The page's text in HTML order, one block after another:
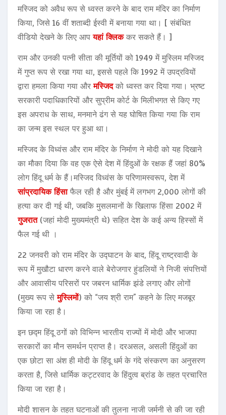
मस्जिद को अवैध रूप से ध्वस्त करने के बाद राम मंदिर का निर्माण
किया, जिसे 16 वीं शताब्दी ईस्वी में बनाया गया था। [ संबंधित
वीडियो देखने के लिए आपयहां क्लिककर सकते हैं। ]
राम और उनकी पत्नी सीता की मूर्तियों को 1949 में मुस्लिम मस्जिद
में गुप्त रूप से रखा गया था, इससे पहले कि 1992 में उपद्रवियों
द्वारा हमला किया गया औरमस्जिदको ध्वस्त कर दिया गया। भ्रष्ट
सरकारी पदाधिकारियों और सुप्रीम कोर्ट के मिलीभगत से किए गए
इस अपराध के साथ, मनमाने ढंग से यह घोषित किया गया कि राम
का जन्म इस स्थल पर हुआ था।
मस्जिद के विध्वंस और राम मंदिर के निर्माण ने मोदी को यह दिखाने
का मौका दिया कि वह एक ऐसे देश में हिंदुओं के रक्षक हैं जहां 80%
लोग हिंदू धर्म के हैं।मस्जिद विध्वंस के परिणामस्वरूप, देश में
सांप्रदायिक हिंसाफैल रही है और मुंबई में लगभग 2,000 लोगों की
हत्या कर दी गई थी, जबकि मुसलमानों के खिलाफ हिंसा 2002 में
गुजरात(जहां मोदी मुख्यमंत्री थे) सहित देश के कई अन्य हिस्सों में
फैल गई थी ।
22 जनवरी को राम मंदिर के उद्घाटन के बाद, हिंदू राष्ट्रवादी के
रूप में मुखौटा धारण करने वाले बेरोजगार हुंडलियों ने निजी संपत्तियों
और आवासीय परिसरों पर जबरन धार्मिक झंडे लगाए और लोगों
(मुख्य रूप सेमुस्लिमों) को “जय श्री राम” कहने के लिए मजबूर
किया जा रहा है।
इन छद्म हिंदू ठगों को विभिन्न भारतीय राज्यों में मोदी और भाजपा
सरकारों का मौन समर्थन प्राप्त है। दरअसल, असली हिंदुओं का
एक छोटा सा अंश ही मोदी के हिंदू धर्म के गंदे संस्करण का अनुसरण
करता है, जिसे धार्मिक कट्टरवाद के हिंदुत्व ब्रांड के तहत प्रचारित
किया जा रहा है।
मोदी शासन के तहत घटनाओं की तुलना नाजी जर्मनी से की जा रही